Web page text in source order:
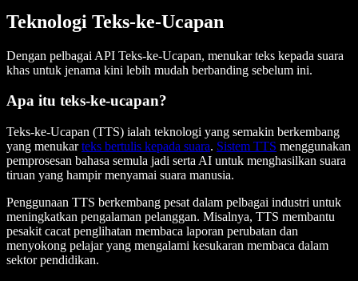
Teknologi Teks-ke-Ucapan
Dengan pelbagai API Teks-ke-Ucapan, menukar teks kepada suara
khas untuk jenama kini lebih mudah berbanding sebelum ini.
Apa itu teks-ke-ucapan?
Teks-ke-Ucapan (TTS) ialah teknologi yang semakin berkembang
yang menukarteks bertulis kepada suara. Sistem TTS menggunakan
pemprosesan bahasa semula jadi serta AI untuk menghasilkan suara
tiruan yang hampir menyamai suara manusia.
Penggunaan TTS berkembang pesat dalam pelbagai industri untuk
meningkatkan pengalaman pelanggan. Misalnya, TTS membantu
pesakit cacat penglihatan membaca laporan perubatan dan
menyokong pelajar yang mengalami kesukaran membaca dalam
sektor pendidikan.